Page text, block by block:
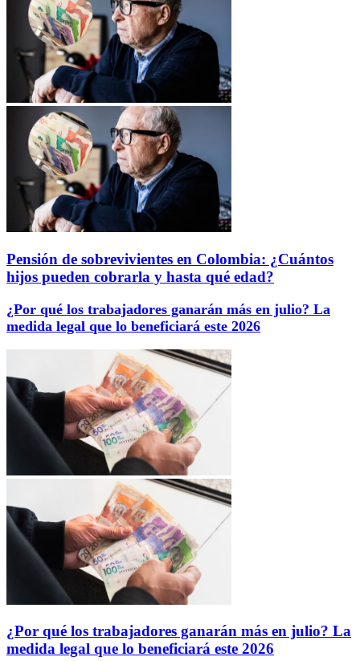
Pensión de sobrevivientes en Colombia: ¿Cuántos
hijos pueden cobrarla y hasta qué edad?
¿Por qué los trabajadores ganarán más en julio? La
medida legal que lo beneficiará este 2026
¿Por qué los trabajadores ganarán más en julio? La
medida legal que lo beneficiará este 2026